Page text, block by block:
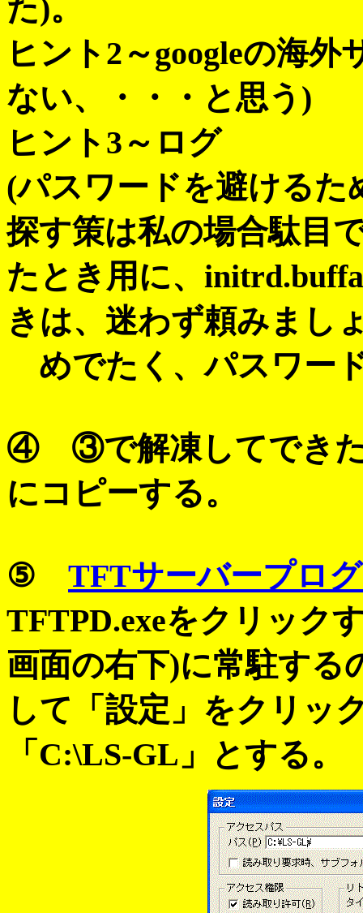
た)。
ヒント2～googleの海
ない、・・・と思う)
ヒント3～ログ
(パスワードを避ける
探す策は私の場合駄目
たとき用に、
きは、迷わず頼みまし
めでたく、パスワー
④ ③で解凍してできた
にコピーする。
⑤ TFTサーバープロ
TFTPD.exeをクリック
画面の右下)に常駐する
して「設定」をクリッ
「C:\LS-GL」とする。